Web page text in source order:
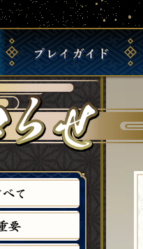
プレイガイド
英
傑
大
戦
と
は
初
め
て
の
方
は
ち
完
全
レ
イ
ガ
ド
べて
要